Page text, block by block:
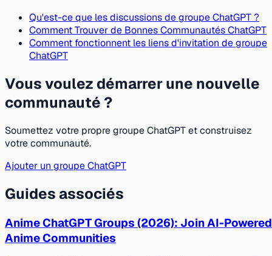
Qu'est-ce que les discussions de groupe ChatGPT ?
Comment Trouver de Bonnes Communautés ChatGPT
Comment fonctionnent les liens d'invitation de groupe
ChatGPT
Vous voulez démarrer une nouvelle
communauté ?
Soumettez votre propre groupe ChatGPT et construisez
votre communauté.
Ajouter un groupe ChatGPT
Guides associés
Anime ChatGPT Groups (2026): Join AI-Powered
Anime Communities